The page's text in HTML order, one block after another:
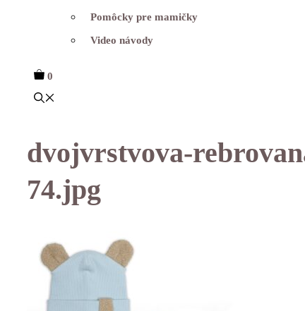
Pomôcky pre mamičky
Video návody
0
dvojvrstvova-
74.jpg